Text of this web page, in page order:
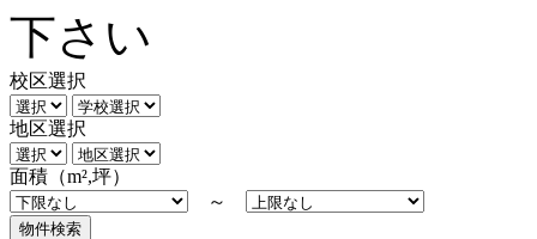
下さい
校区選択
地区選択
面積（m²,坪）
～